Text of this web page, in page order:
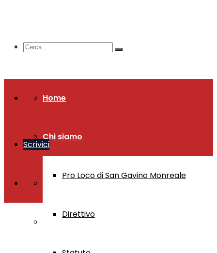
Home
Chi siamo
Pro Loco di San Gavino Monreale
Direttivo
Scrivici